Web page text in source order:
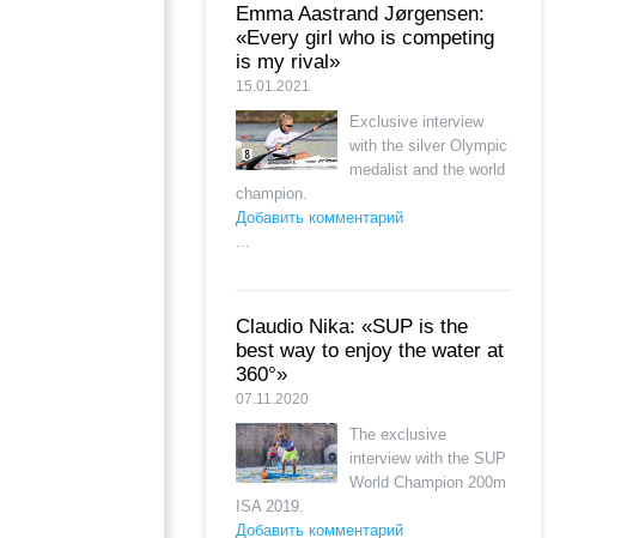
Emma Aastrand Jørgensen:
«Every girl who is competing
is my rival»
15.01.2021
Exclusive interview
with the silver Olympic
medalist and the world
champion.
Добавить комментарий
Claudio Nika: «SUP is the
best way to enjoy the water at
360°»
07.11.2020
The exclusive
interview with the SUP
World Champion 200m
ISA 2019.
Добавить комментарий